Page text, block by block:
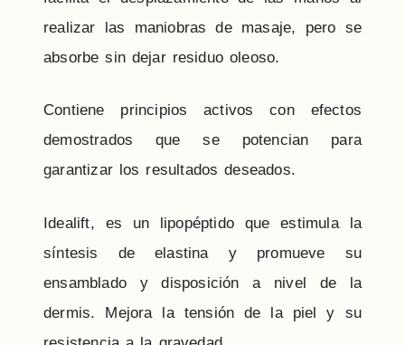
realizar las maniobras de masaje, pero se
absorbe sin dejar residuo oleoso.
Contiene principios activos con efectos
demostrados que se potencian para
garantizar los resultados deseados.
Idealift, es un lipopéptido que estimula la
síntesis de elastina y promueve su
ensamblado y disposición a nivel de la
dermis. Mejora la tensión de la piel y su